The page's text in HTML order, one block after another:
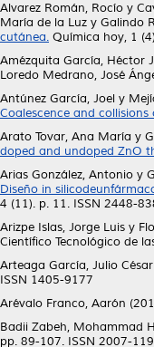
Alvarez Román, Rocío y
María de la Luz y Galindo
cutánea. Química hoy, 1
Amézquita García, Héctor
Loredo Medrano, José
Antúnez García, Joel y
Coalescence and
Arato Tovar, Ana María y
doped and undoped ZnO
Arias González, Antonio y
Diseño in
4 (11). p. 11. ISSN 2448-
Arizpe Islas, Jorge Luis y
Científico Tecnológico de
Arteaga García, Julio César
ISSN 1405-9177
Arévalo Franco, Aarón
Badii Zabeh, Mohammad
pp. 89-107. ISSN 2007-